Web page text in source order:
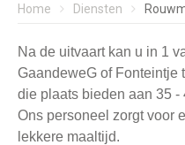
Home Diensten
Na de uitvaart kan u in 1
GaandeweG of Fonteintje
die plaats bieden aan 35 -
Ons personeel zorgt voor
lekkere maaltijd.